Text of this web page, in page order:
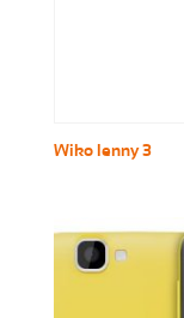
Wiko lenny 3